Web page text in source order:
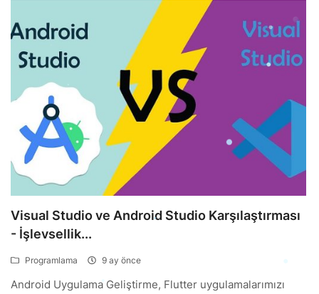
Visual Studio ve Android Studio Karşılaştırması
- İşlevsellik...
Programlama 9 ay önce
Android Uygulama Geliştirme, Flutter uygulamalarımızı